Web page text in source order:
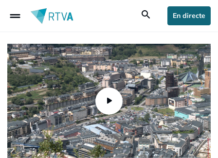
drag_handle search En directe